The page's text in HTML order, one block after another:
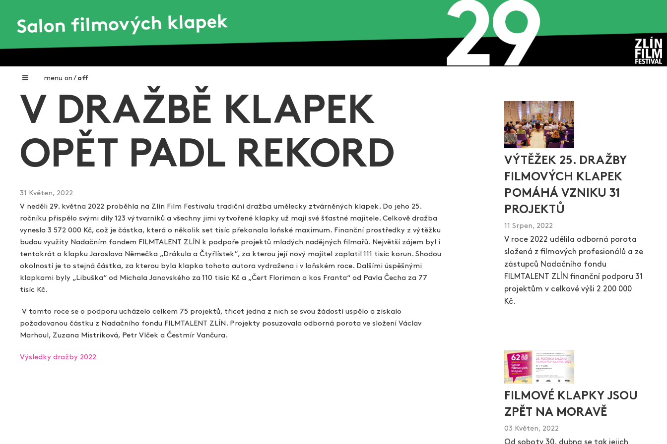
menu on / off
Home
Nadační fond FILMTALENT ZLÍN
Galerie filmových klapek
Autoři filmových klapek
Aktuální výstavy
Aukce filmových klapek
Aktuality
V DRAŽBĚ KLAPEK
OPĚT PADL REKORD
31 Květen, 2022
V neděli 29. května 2022 proběhla na Zlín Film Festivalu tradiční dražba umělecky ztvárněných klapek. Do jeho 25.
ročníku přispělo svými díly 123 výtvarníků a všechny jimi vytvořené klapky už mají své šťastné majitele. Celkově dražba
vynesla 3 572 000 Kč, což je částka, která o několik set tisíc překonala loňské maximum. Finanční prostředky z výtěžku
budou využity Nadačním fondem FILMTALENT ZLÍN k podpoře projektů mladých nadějných filmařů. Největší zájem byl i
tentokrát o klapku Jaroslava Němečka „Drákula a Čtyřlístek“, za kterou její nový majitel zaplatil 111 tisíc korun. Shodou
okolností je to stejná částka, za kterou byla klapka tohoto autora vydražena i v loňském roce. Dalšími úspěšnými
klapkami byly „Libuška“ od Michala Janovského za 110 tisíc Kč a „Čert Floriman a kos Franta“ od Pavla Čecha za 77
tisíc Kč.
V tomto roce se o podporu ucházelo celkem 75 projektů, třicet jedna z nich se svou žádostí uspělo a získalo
požadovanou částku z Nadačního fondu FILMTALENT ZLÍN. Projekty posuzovala odborná porota ve složení Václav
Marhoul, Zuzana Mistríková, Petr Vlček a Čestmír Vančura.
Výsledky dražby 2022
VÝTĚŽEK 25. DRAŽBY
FILMOVÝCH KLAPEK
POMÁHÁ VZNIKU 31
PROJEKTŮ
11 Srpen, 2022
V roce 2022 udělila odborná porota
složená z filmových profesionálů a ze
zástupců Nadačního fondu
FILMTALENT ZLÍN finanční podporu 31
projektům v celkové výši 2 200 000
Kč.
FILMOVÉ KLAPKY JSOU
ZPĚT NA MORAVĚ
03 Květen, 2022